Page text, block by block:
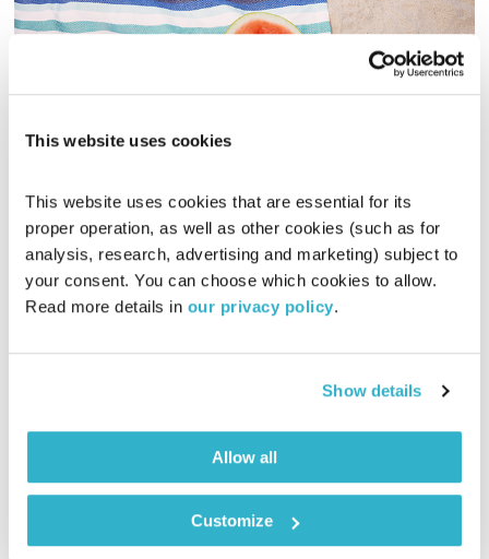
This website uses cookies
This website uses cookies that are essential for its
proper operation, as well as other cookies (such as for
analysis, research, advertising and marketing) subject to
your consent. You can choose which cookies to allow.
Read more details in our privacy policy.
Show details
Allow all
Customize
מנועים קדימה בקיץ – 4.8.19
מנועים קדימה
גלית גורא-עיני
אודיו